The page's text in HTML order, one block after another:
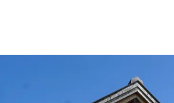
erhalten wie z.b. im Winter freie
Benzeckliften (€1,00